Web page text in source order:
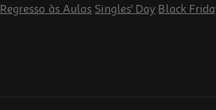
Regresso às Aulas Singles' Day Black